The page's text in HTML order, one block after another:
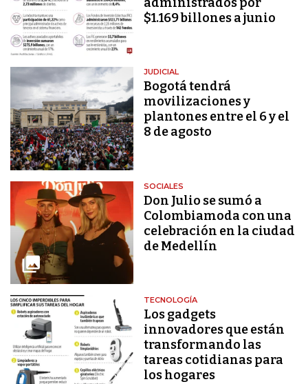
$1.169 billones a junio
JUDICIAL
Bogotá tendrá
movilizaciones y
plantones entre el 6 y el
8 de agosto
SOCIALES
Don Julio se sumó a
Colombiamoda con una
celebración en la ciudad
de Medellín
TECNOLOGÍA
Los gadgets
innovadores que están
transformando las
tareas cotidianas para
los hogares